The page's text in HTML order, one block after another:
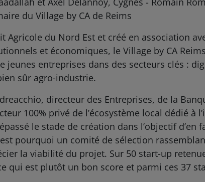
du Village by CA de Reims
Agricole du Nord Est et créé en association
et économiques, le Village by CA
jeunes entreprises dans des secteurs clés :
sûr agro-industrie.
directeur des Entreprises, de la
100% privé de l’écosystème local dédié à
le stade de création dans l’objectif
pourquoi un comité de sélection
la viabilité du projet. Sur 50 start-up
qui est plutôt un bon score et parmi ces 37